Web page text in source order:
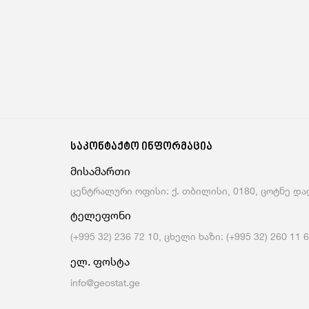
საკონტაქტო ინფორმაცია
მისამართი
ცენტრალური ოფისი: ქ. თბილისი, 0180, ცოტნე
ტელეფონი
(+995 32) 236 72 10, ცხელი ხაზი: (+995 32) 260 11
ელ. ფოსტა
info@geostat.ge